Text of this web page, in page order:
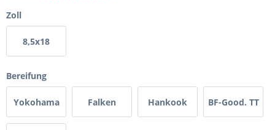
Zoll
8,5x18
Bereifung
Yokohama Falken Hankook BF-Good. TT